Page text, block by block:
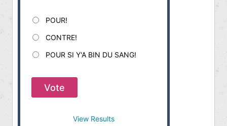
POUR!
CONTRE!
POUR SI Y'A BIN DU SANG!
Vote
View Results